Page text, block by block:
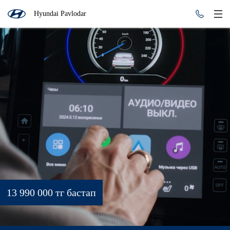
Hyundai Pavlodar
13 990 000 тг бастап